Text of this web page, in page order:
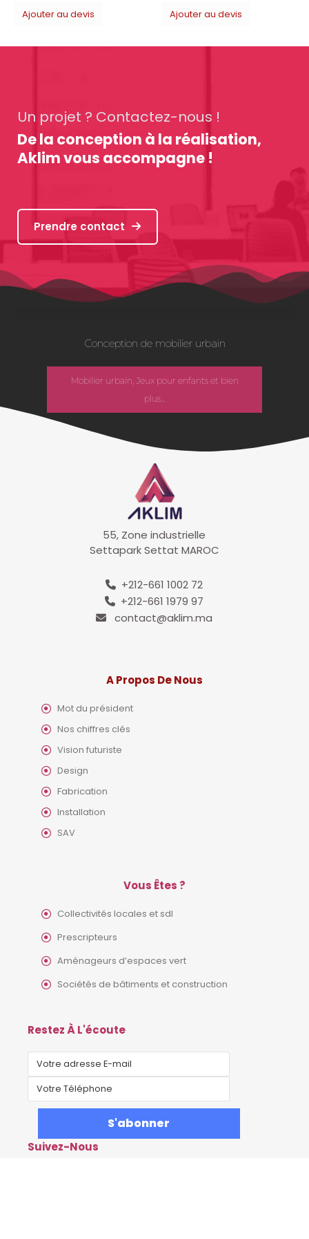
Ajouter au devis
Un projet ? Contactez-nous !
De la conception à la réalisation,
Aklim vous accompagne !
Prendre contact
Conception de mobilier urbain
Mobilier urbain, Jeux pour enfants et bien
plus...
55, Zone industrielle
Settapark Settat MAROC
+212-661 1002 72
+212-661 1979 97
contact@aklim.ma
A Propos De Nous
Mot du président
Nos chiffres clés
Vision futuriste
Design
Fabrication
Installation
SAV
Vous Êtes ?
Collectivités locales et sdl
Prescripteurs
Aménageurs d’espaces vert
Sociétés de bâtiments et construction
Restez À L'écoute
Suivez-Nous